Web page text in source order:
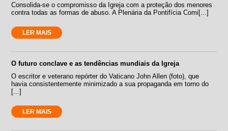
Consolida-se o compromisso da Igreja com a proteção dos menores
contra todas as formas de abuso. A Plenária da Pontifícia Comi[...]
LER MAIS
O futuro conclave e as tendências mundiais da Igreja
O escritor e veterano repórter do Vaticano John Allen (foto), que
havia consistentemente minimizado a sua propaganda em torno do
[...]
LER MAIS